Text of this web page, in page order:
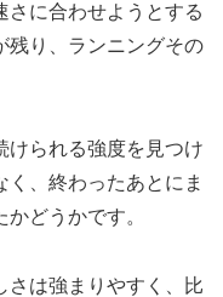
さに合わせようとする
残り、ランニングその
けられる強度を見つけ
、終わったあとにま
どうかです。
さは強まりやすく、比